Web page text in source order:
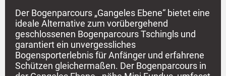
Der Bogenparcours „Gangeles Ebene“ bietet eine
ideale Alternative zum vorübergehend
geschlossenen Bogenparcours Tschingls und
garantiert ein unvergessliches
Bogensporterlebnis für Anfänger und erfahrene
Schützen gleichermaßen. Der Bogenparcours in